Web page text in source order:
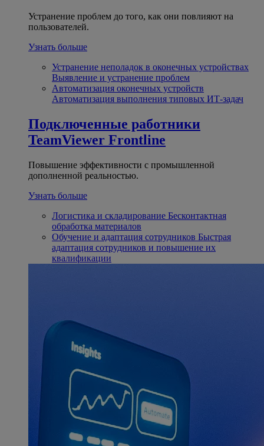
Устранение проблем до того, как они повлияют на
пользователей.
Узнать больше
Устранение неполадок в оконечных устройствах
Выявление и устранение проблем
Автоматизация оконечных устройств
Автоматизация выполнения типовых ИТ-задач
Подключенные работники
TeamViewer Frontline
Повышение эффективности с промышленной
дополненной реальностью.
Узнать больше
Логистика и складирование Бесконтактная
обработка материалов
Обучение и адаптация сотрудников Быстрая
адаптация сотрудников и повышение их
квалификации